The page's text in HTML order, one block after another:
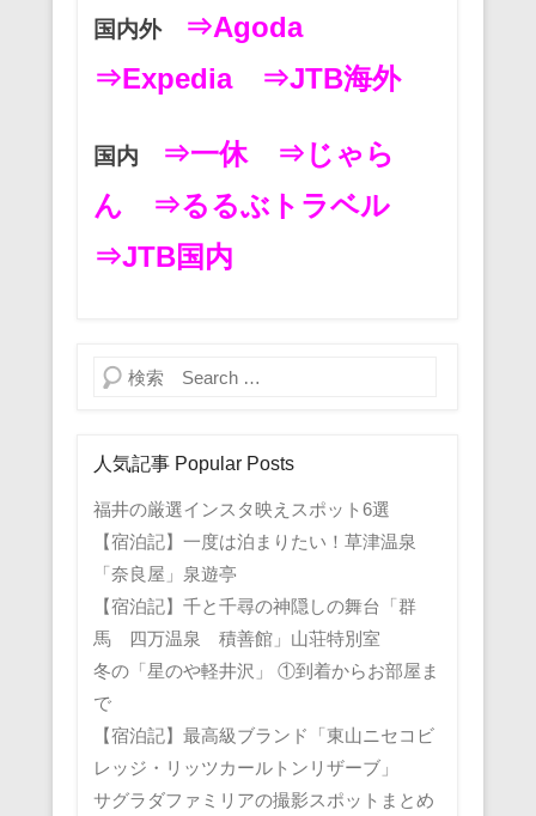
国内外
⇒Agoda
⇒Expedia
⇒JTB海外
国内 ⇒一休
⇒じゃら
ん
⇒るるぶトラベル
⇒JTB国内
検索
人気記事 Popular Posts
福井の厳選インスタ映えスポット6選
【宿泊記】一度は泊まりたい！草津温泉
「奈良屋」泉遊亭
【宿泊記】千と千尋の神隠しの舞台「群
馬 四万温泉 積善館」山荘特別室
冬の「星のや軽井沢」 ①到着からお部屋ま
で
【宿泊記】最高級ブランド「東山ニセコビ
レッジ・リッツカールトンリザーブ」
サグラダファミリアの撮影スポットまとめ